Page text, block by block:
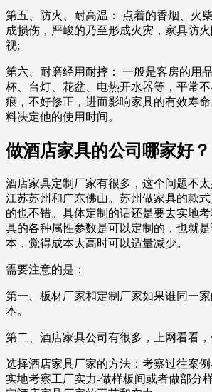
第五、防火、耐高温： 点着的香烟、火
成损伤，严峻的乃至形成火灾，家具防
视;
第六、耐磨经用耐摔： 一般是客房的用
杯、台灯、花盆、电热开水器等，平常
痕，不好修正，进而影响家具的有效寿
料决定他的使用时间。
做酒店家具的公司哪家好？
酒店家具定制厂家有很多，这个问题不
江苏苏州和广东佛山。苏州做家具的款
的也不错。具体定制的话还是要去实地
具的各种属性参数是可以定制的，也就
本，觉得成本太高时可以适量减少。
需要注意的是：
第一、板材厂家和定制厂家如果谁同一
本。
第二、酒店家具公司有很多，上网看看，
选择酒店家具厂家的方法：考察过往案
实地考察工厂实力-做样板间或者做部分